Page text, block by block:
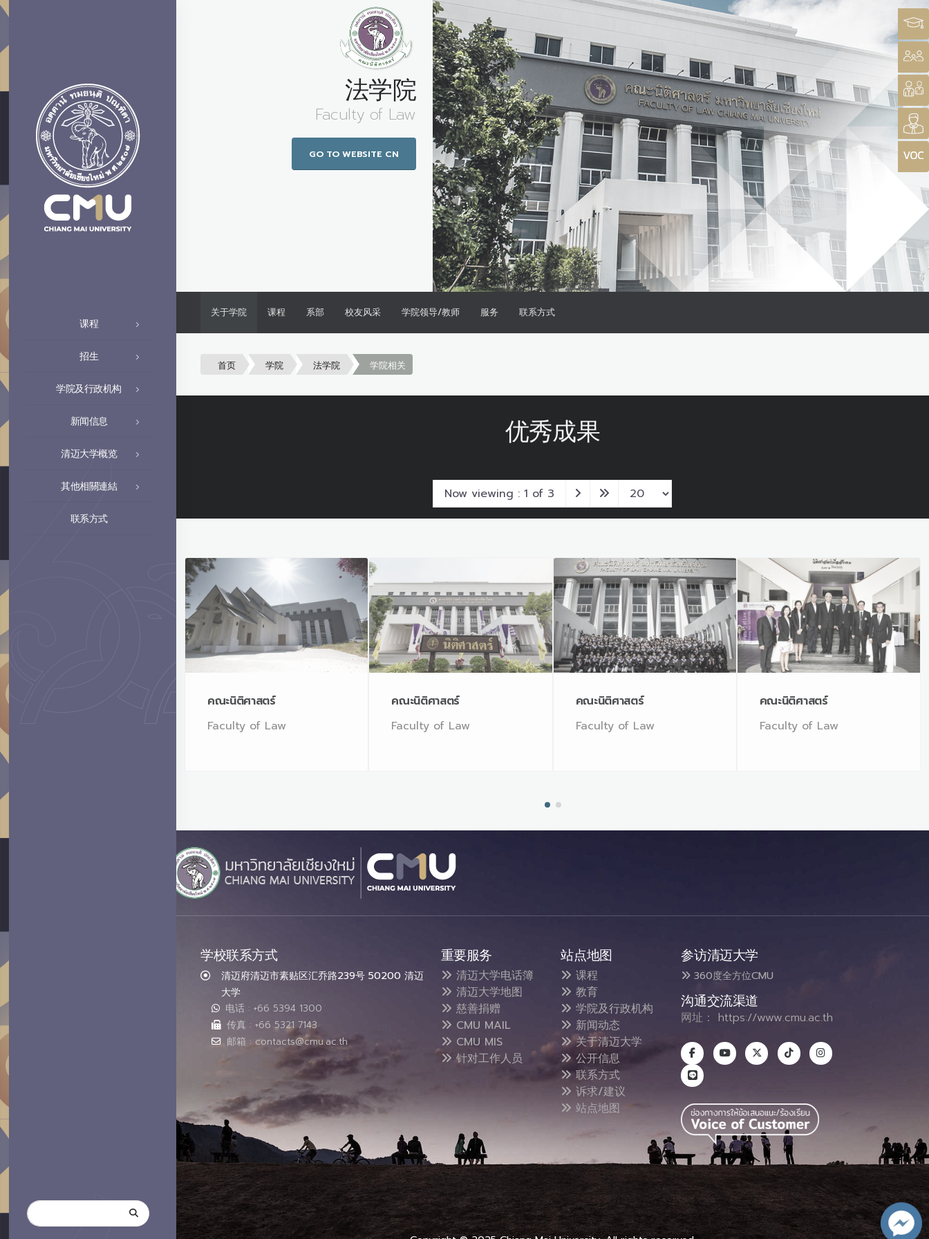
课程
招生
学院及行政机构
新闻信息
清迈大学概览
其他相關連結
联系方式
法学院
Faculty of Law
GO TO WEBSITE CN
关于学院 课程 系部 校友风采 学院领导/教师 服务 联系方式
首页 学院 法学院 学院相关
优秀成果
Now viewing : 1 of 3
คณะนิติศาสตร์
Faculty of Law
คณะนิติศาสตร์
Faculty of Law
คณะนิติศาสตร์
Faculty of Law
คณะนิติศาสตร์
Faculty of Law
学校联系方式
清迈府清迈市素贴区汇乔路239号 50200 清迈
大学
电话 : +66 5394 1300
传真 : +66 5321 7143
邮箱 : contacts@cmu.ac.th
重要服务
清迈大学电话簿
清迈大学地图
慈善捐赠
CMU MAIL
CMU MIS
针对工作人员
站点地图
课程
教育
学院及行政机构
新闻动态
关于清迈大学
公开信息
联系方式
诉求/建议
站点地图
参访清迈大学
360度全方位CMU
沟通交流渠道
网址： https://www.cmu.ac.th